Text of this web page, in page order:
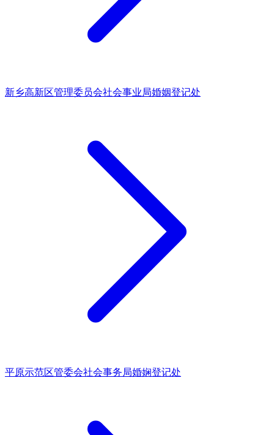
新乡高新区管理委员会社会事业局婚姻登记处
平原示范区管委会社会事务局婚娴登记处